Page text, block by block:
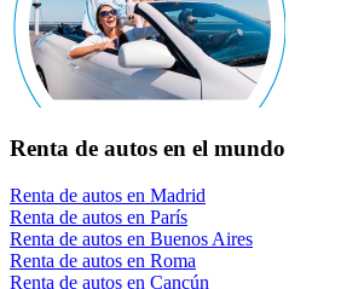
Renta de autos en el mundo
Renta de autos en Madrid
Renta de autos en París
Renta de autos en Buenos Aires
Renta de autos en Roma
Renta de autos en Cancún